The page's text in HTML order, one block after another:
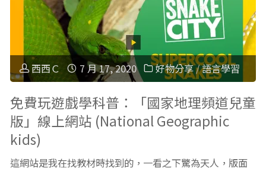
生
病」"
的
英
文
好
老
師"
英
文
卡
通】
美
西西Ｃ 7 月 17, 2020 好物分享/語言學習
免費玩遊戲學科普：「國家地理頻道兒童
版」線上網站 (National Geographic
kids)
這網站是我在找教材時找到的，一看之下驚為天人，版面